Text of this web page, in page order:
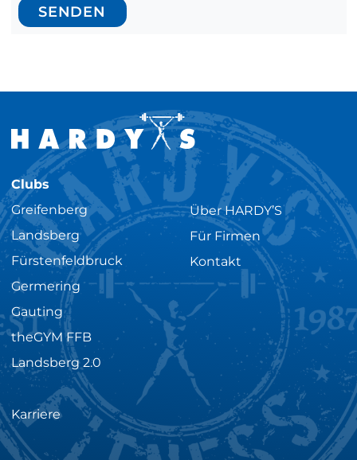
SENDEN
Clubs
Greifenberg
Landsberg
Fürstenfeldbruck
Germering
Gauting
theGYM FFB
Landsberg 2.0
Über HARDY’S
Für Firmen
Kontakt
Karriere